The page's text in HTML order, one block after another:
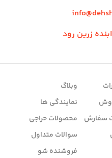
زرین رود
سفارش
وبلاگ
نمایندگی ها
محصولات حراجی
سوالات متداول
فروشنده شو